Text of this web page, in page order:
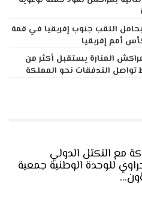
اللقب جنوب إفريقيا في قمة
أمم إفريقيا
2026.. مطار مراكش المنارة يستقبل أكثر من
مع التكتل الدولي
للوحدة الوطنية جمعية